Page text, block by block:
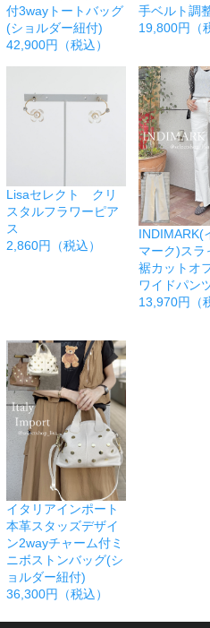
付3wayトートバッグ
(ショルダー紐付)
42,900円（税込）
手ベルト調
19,800円（
Lisaセレクト クリ
スタルフラワーピア
ス
2,860円（税込）
INDIMARK(
マーク)スラ
裾カットオ
ワイドパン
13,970円（
イタリアインポート
本革スタッズデザイ
ン2wayチャーム付ミ
ニボストンバッグ(シ
ョルダー紐付)
36,300円（税込）